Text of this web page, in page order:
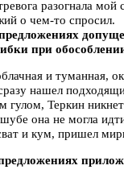
разогнала мой
о чем-то спросил.
при
и туманная,
нашел
Теркин никнет
она не могла
и кум, пришел